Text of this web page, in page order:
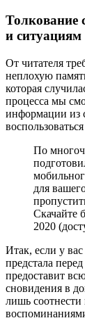
Толкование
и ситуациям
От читателя
неплохую
которая
процесса мы
информации из
По
для
Скачайте
2020
Итак, если у вас
предстала
предоставит
сновидения в
лишь